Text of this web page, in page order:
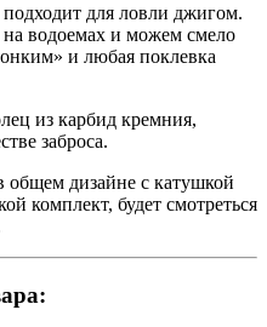
для ловли джигом.
водоемах и можем смело
и любая поклевка
из карбид кремния,
заброса.
дизайне с катушкой
комплект, будет смотреться